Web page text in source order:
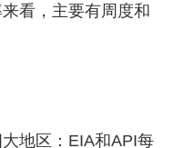
看，主要有周度和
地区：EIA和API每